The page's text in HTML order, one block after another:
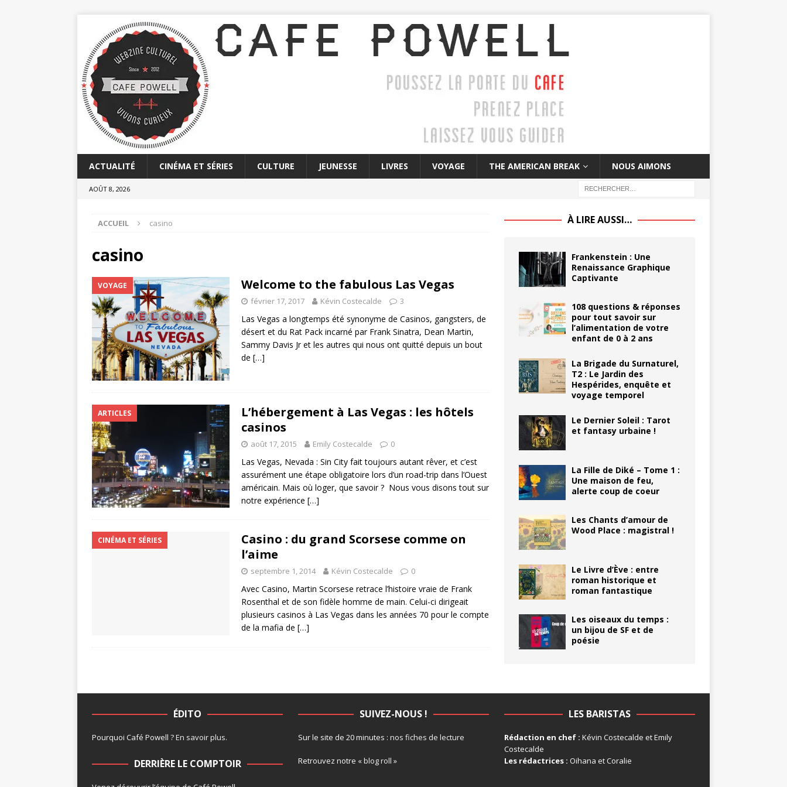
ACTUALITÉ CINÉMA ET SÉRIES CULTURE JEUNESSE LIVRES VOYAGE THE AMERICAN BREAK NOUS AIMONS
AOÛT 8, 2026
ACCUEIL casino
casino
VOYAGE Welcome to the fabulous Las Vegas
février 17, 2017 Kévin Costecalde 3
Las Vegas a longtemps été synonyme de Casinos, gangsters, de
désert et du Rat Pack incarné par Frank Sinatra, Dean Martin,
Sammy Davis Jr et les autres qui nous ont quitté depuis un bout
de […]
ARTICLES
L’hébergement à Las Vegas : les hôtels
casinos
août 17, 2015 Emily Costecalde 0
Las Vegas, Nevada : Sin City fait toujours autant rêver, et c’est
assurément une étape obligatoire lors d’un road-trip dans l’Ouest
américain. Mais où loger, que savoir ? Nous vous disons tout sur
notre expérience […]
CINÉMA ET SÉRIES
Casino : du grand Scorsese comme on
l’aime
septembre 1, 2014 Kévin Costecalde 0
Avec Casino, Martin Scorsese retrace l’histoire vraie de Frank
Rosenthal et de son fidèle homme de main. Celui-ci dirigeait
plusieurs casinos à Las Vegas dans les années 70 pour le compte
de la mafia de […]
À LIRE AUSSI…
Frankenstein : Une
Renaissance Graphique
Captivante
108 questions & réponses
pour tout savoir sur
l’alimentation de votre
enfant de 0 à 2 ans
La Brigade du Surnaturel,
T2 : Le Jardin des
Hespérides, enquête et
voyage temporel
Le Dernier Soleil : Tarot
et fantasy urbaine !
La Fille de Diké – Tome 1 :
Une maison de feu,
alerte coup de coeur
Les Chants d’amour de
Wood Place : magistral !
Le Livre d’Ève : entre
roman historique et
roman fantastique
Les oiseaux du temps :
un bijou de SF et de
poésie
ÉDITO
Pourquoi Café Powell ?En savoir plus.
DERRIÈRE LE COMPTOIR
SUIVEZ-NOUS !
Sur le site de 20 minutes : nos fiches de lecture
Retrouvez notre « blog roll »
LES BARISTAS
Rédaction en chef : Kévin Costecalde et Emily
Costecalde
Les rédactrices : Oihana et Coralie